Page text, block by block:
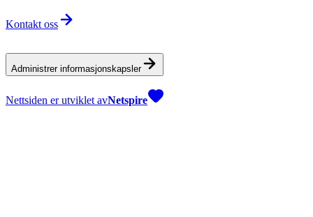
Kontakt oss
Administrer informasjonskapsler
Nettsiden er utviklet avNetspire